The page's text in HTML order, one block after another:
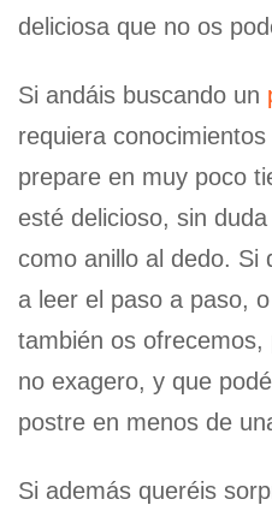
deliciosa que no os
Si andáis buscando un
requiera
prepare en muy poco
esté delicioso, sin
como anillo al dedo. Si
a leer el paso a paso,
también os
no exagero, y que
postre en menos de
Si además queréis